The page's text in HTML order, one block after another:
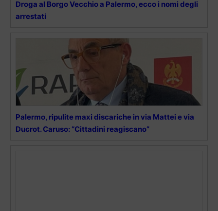
Droga al Borgo Vecchio a Palermo, ecco i nomi degli
arrestati
Palermo, ripulite maxi discariche in via Mattei e via
Ducrot. Caruso: “Cittadini reagiscano”